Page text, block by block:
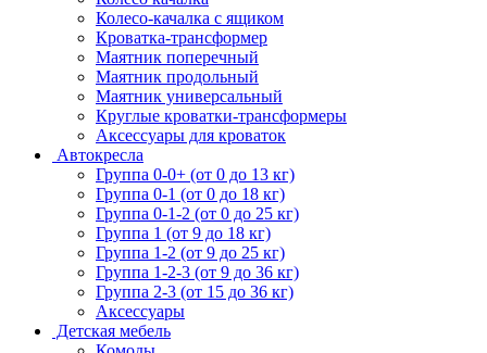
Колесо-качалка с ящиком
Кроватка-трансформер
Маятник поперечный
Маятник продольный
Маятник универсальный
Круглые кроватки-трансформеры
Аксессуары для кроваток
Автокресла
Группа 0-0+ (от 0 до 13 кг)
Группа 0-1 (от 0 до 18 кг)
Группа 0-1-2 (от 0 до 25 кг)
Группа 1 (от 9 до 18 кг)
Группа 1-2 (от 9 до 25 кг)
Группа 1-2-3 (от 9 до 36 кг)
Группа 2-3 (от 15 до 36 кг)
Аксессуары
Детская мебель